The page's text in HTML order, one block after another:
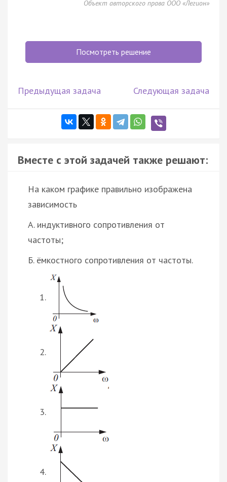
Объект авторского права ООО «Легион»
Посмотреть решение
Предыдущая задача Следующая задача
Вместе с этой задачей также решают:
На каком графике правильно изображена
зависимость
А. индуктивного сопротивления от
частоты;
Б. ёмкостного сопротивления от частоты.